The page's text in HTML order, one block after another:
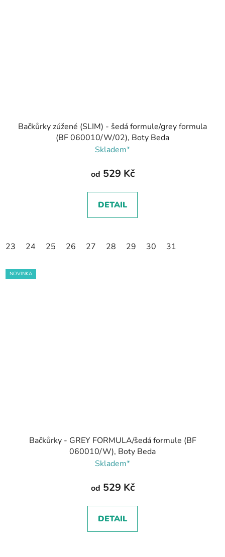
Bačkůrky zúžené (SLIM) - šedá formule/grey formula
(BF 060010/W/02), Boty Beda
Skladem*
od 529 Kč
DETAIL
23 24 25 26 27 28 29 30 31
NOVINKA
Bačkůrky - GREY FORMULA/šedá formule (BF
060010/W), Boty Beda
Skladem*
od 529 Kč
DETAIL